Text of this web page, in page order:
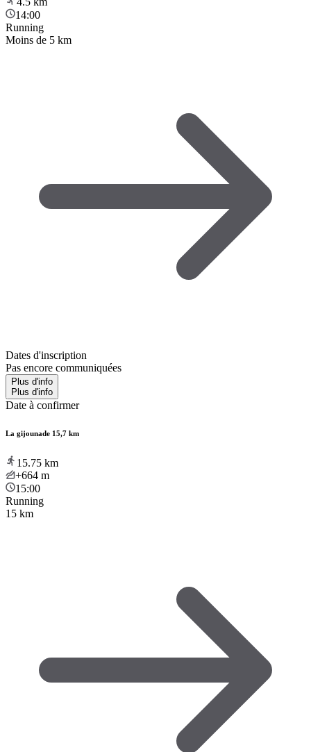
14:00
Running
Moins de 5 km
Dates d'inscription
Pas encore communiquées
Plus d'info
Plus d'info
Date à confirmer
La gijounade 15,7 km
15.75 km
+664 m
15:00
Running
15 km